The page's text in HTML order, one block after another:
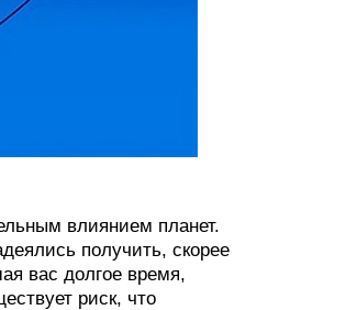
влиянием планет.
получить, скорее
вас долгое время,
риск, что